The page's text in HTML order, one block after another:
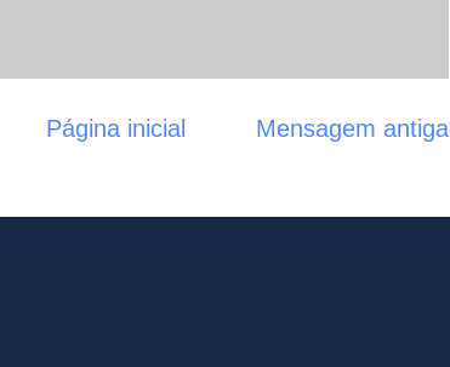
Mensagem antiga
Página inicial